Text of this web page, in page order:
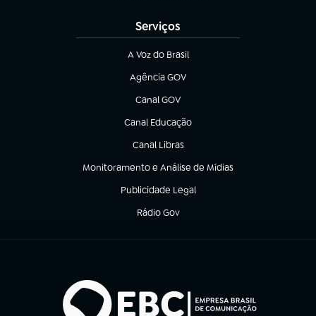
Serviços
A Voz do Brasil
(abre em nova aba)
Agência GOV
(abre em nova aba)
Canal GOV
(abre em nova aba)
Canal Educação
(abre em nova aba)
Canal Libras
(abre em nova aba)
Monitoramento e Análise de Mídias
(abre em nova aba)
Publicidade Legal
(abre em nova aba)
Rádio Gov
(abre em nova aba)